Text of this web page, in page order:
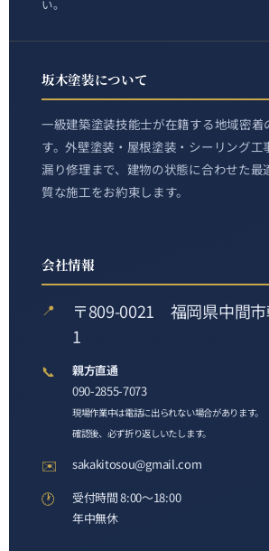
い。
坂木塗装について
一級建築塗装技能士が在籍する地域密着
す。外壁塗装・屋根塗装・シーリング工
漏り修理まで、建物の状態に合わせた最
質な施工をお約束します。
会社情報
📍
〒809-0021 福岡県中間
1
📞
親方直通
090-2855-7073
現場作業中は電話に出られない場合があります。
確認後、必ず折り返しいたします。
✉️ sakakitosou@gmail.com
🕐
受付時間 8:00〜18:00
年中無休